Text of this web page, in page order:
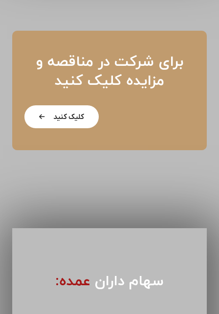
برای شرکت در مناقصه و
مزایده کلیک کنید
کلیک کنید
سهام داران عمده: